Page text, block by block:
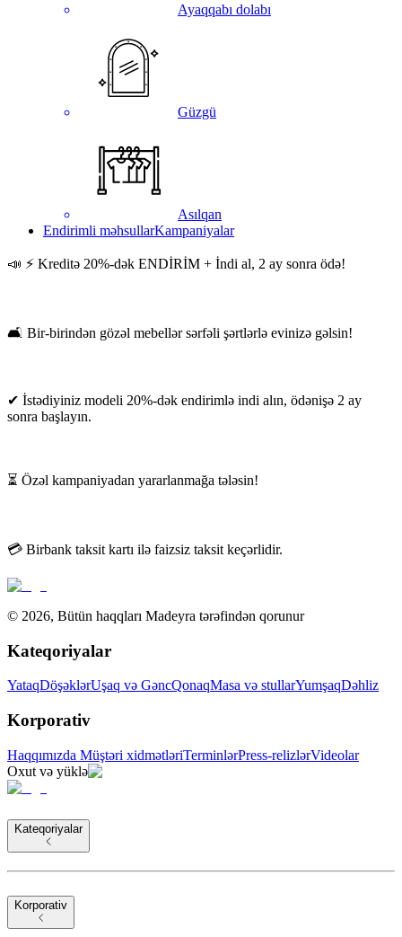
Ayaqqabı dolabı
Güzgü
Asılqan
Endirimli məhsullarKampaniyalar
📣 ⚡ Kreditə 20%-dək ENDİRİM + İndi al, 2 ay sonra ödə!
🛋 Bir-birindən gözəl mebellər sərfəli şərtlərlə evinizə gəlsin!
✔ İstədiyiniz modeli 20%-dək endirimlə indi alın, ödənişə 2 ay
sonra başlayın.
⏳ Özəl kampaniyadan yararlanmağa tələsin!
💳 Birbank taksit kartı ilə faizsiz taksit keçərlidir.
© 2026, Bütün haqqları Madeyra tərəfindən qorunur
Kateqoriyalar
YataqDöşəklərUşaq və GəncQonaqMasa və stullarYumşaqDəhliz
Korporativ
Haqqımızda Müştəri xidmətləriTerminlərPress-relizlərVideolar
Oxut və yüklə
Kateqoriyalar
Korporativ